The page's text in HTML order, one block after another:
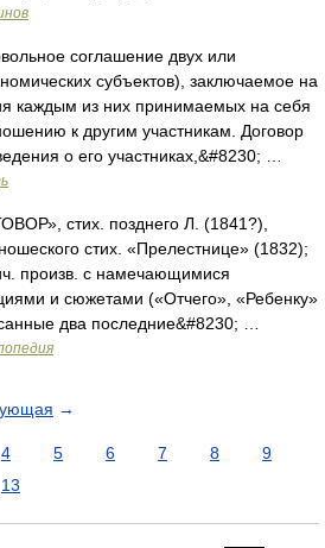
соглашение двух или
субъектов), заключаемое на
каждым из них принимаемых на себя
к другим участникам. Договор
о его участниках,&#8230; …
стих. позднего Л. (1841?),
стих. «Прелестнице» (1832);
произв. с намечающимися
и сюжетами («Отчего», «Ребенку»
два последние&#8230; …
→
4 5 6 7 8
9
13